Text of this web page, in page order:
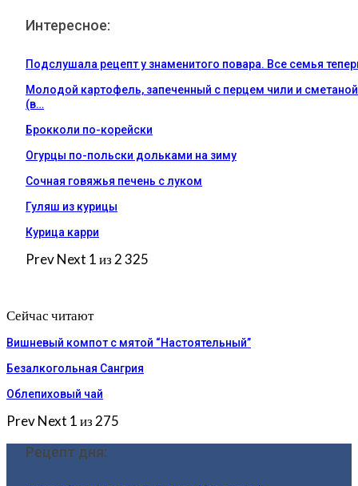
Интересное:
Подслушала рецепт у знаменитого повара. Все семья
Молодой картофель, запеченный с перцем чили и сметаной
(в…
Брокколи по-корейски
Огурцы по-польски дольками на зиму
Сочная говяжья печень с луком
Гуляш из курицы
Курица карри
PrevNext 1 из 2 325
Сейчас читают
Вишневый компот с мятой “Настоятельный”
Безалкогольная Сангрия
Облепиховый чай
PrevNext 1 из 275
Рецепт дня: